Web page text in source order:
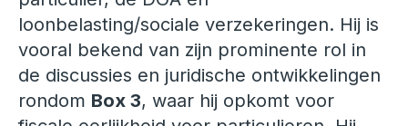
loonbelasting/sociale verzekeringen. Hij is
vooral bekend van zijn prominente rol in
de discussies en juridische ontwikkelingen
rondom Box 3, waar hij opkomt voor